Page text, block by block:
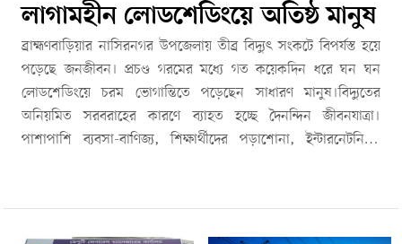
লাগামহীন লোডশেডিংয়ে অতিষ্ঠ মানুষ
ব্রাহ্মণবাড়িয়ার নাসিরনগর উপজেলায় তীব্র বিদ্যুৎ সংকটে বিপর্যস্ত হয়ে
পড়েছে জনজীবন। প্রচণ্ড গরমের মধ্যে গত কয়েকদিন ধরে ঘন ঘন
লোডশেডিংয়ে চরম ভোগান্তিতে পড়েছেন সাধারণ মানুষ।বিদ্যুতের
অনিয়মিত সরবরাহের কারণে ব্যাহত হচ্ছে দৈনন্দিন জীবনযাত্রা।
পাশাপাশি ব্যবসা-বাণিজ্য, শিক্ষার্থীদের পড়াশোনা, ইন্টারনেটনির্ভর
কিছুটা স্বাভাবিক থাকলেও গ্রামাঞ্চলে পরিস্থিতি ভয়াবহ। অনেক এলাকায়
এক থেকে দেড় ঘণ্টা পরপর বিদ্যুৎ আসা-যাওয়া করছে, আবার কোথাও